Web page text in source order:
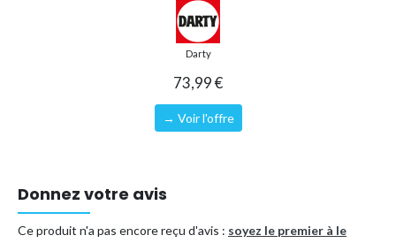
Piscine gonflable
8721012054356
Darty
73,99 €
→ Voir l'offre
Donnez votre avis
Ce produit n'a pas encore reçu d'avis : soyez le premier à le